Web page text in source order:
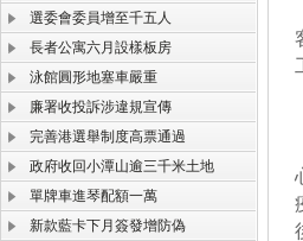
選委會委員增至千五人
長者公寓六月設樣板房
泳館圓形地塞車嚴重
廉署收投訴涉違規宣傳
完善港選舉制度高票通過
政府收回小潭山逾三千米土地
單牌車進琴配額一萬
新款藍卡下月簽發增防偽